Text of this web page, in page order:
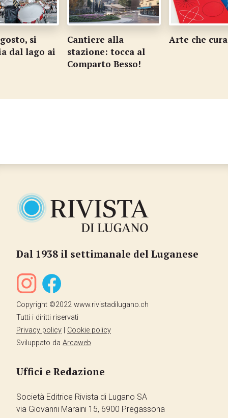
si
dal lago ai
Cantiere alla
stazione: tocca al
Comparto Besso!
Arte che cura
Dal 1938 il settimanale del Luganese
Copyright ©2022 www.rivistadilugano.ch
Tutti i diritti riservati
Privacy policy
Cookie policy
Sviluppato da Arcaweb
Uffici e Redazione
Società Editrice Rivista di Lugano SA
via Giovanni Maraini 15, 6900 Pregassona